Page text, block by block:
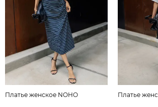
Платье женское NOHO Платье